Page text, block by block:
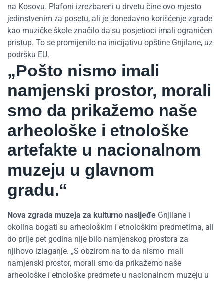
na Kosovu. Plafoni izrezbareni u drvetu čine ovo mjesto
jedinstvenim za posetu, ali je donedavno korišćenje zgrade
kao muzičke škole značilo da su posjetioci imali ograničen
pristup. To se promijenilo na inicijativu opštine Gnjilane, uz
podršku EU.
„Pošto nismo imali
namjenski prostor, morali
smo da prikažemo naše
arheološke i etnološke
artefakte u nacionalnom
muzeju u glavnom
gradu.“
Nova zgrada muzeja za kulturno nasljeđe Gnjilane i
okolina bogati su arheološkim i etnološkim predmetima, ali
do prije pet godina nije bilo namjenskog prostora za
njihovo izlaganje. „S obzirom na to da nismo imali
namjenski prostor, morali smo da prikažemo naše
arheološke i etnološke predmete u nacionalnom muzeju u